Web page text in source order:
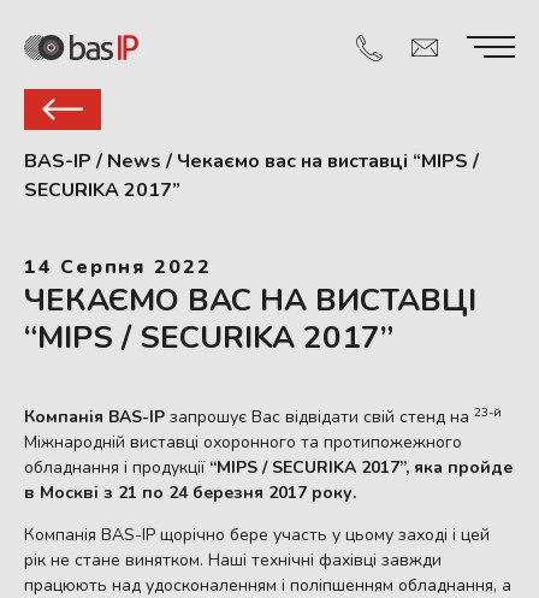
BAS-IP / News / Чекаємо вас на виставці “MIPS /
SECURIKA 2017”
14 Серпня 2022
ЧЕКАЄМО ВАС НА ВИСТАВЦІ
“MIPS / SECURIKA 2017”
Компанія BAS-IP запрошує Вас відвідати свій стенд на 23-й
Міжнародній виставці охоронного та протипожежного
обладнання і продукції “MIPS / SECURIKA 2017”, яка пройде
в Москві з 21 по 24 березня 2017 року.
Компанія BAS-IP щорічно бере участь у цьому заході і цей
рік не стане винятком. Наші технічні фахівці завжди
працюють над удосконаленням і поліпшенням обладнання, а